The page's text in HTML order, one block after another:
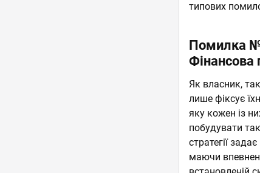
типових
Помилка №
Фінансова
Як власник,
лише фіксує
яку кожен із
побудувати
стратегії
маючи